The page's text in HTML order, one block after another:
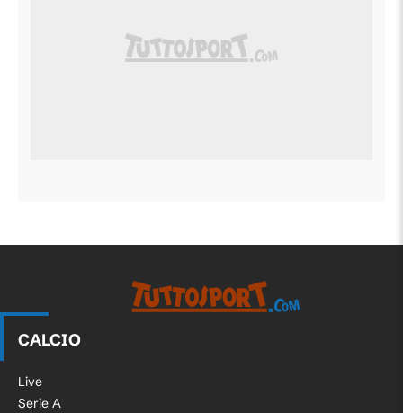
CALCIO
Live
Serie A